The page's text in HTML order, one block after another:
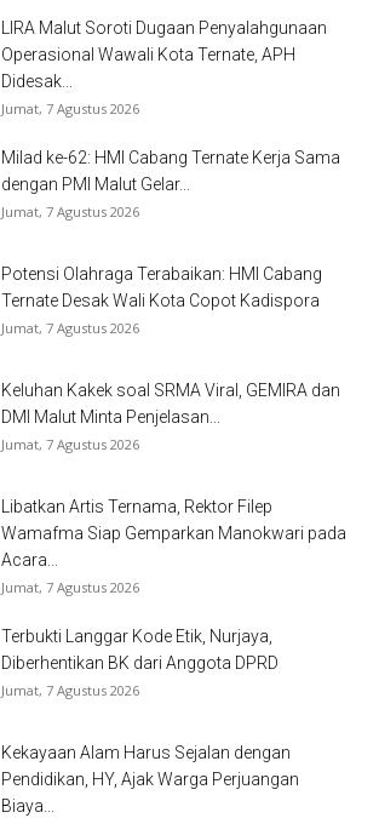
LIRA Malut Soroti Dugaan Penyalahgunaan
Operasional Wawali Kota Ternate, APH
Didesak...
Jumat, 7 Agustus 2026
Milad ke-62: HMI Cabang Ternate Kerja Sama
dengan PMI Malut Gelar...
Jumat, 7 Agustus 2026
Potensi Olahraga Terabaikan: HMI Cabang
Ternate Desak Wali Kota Copot Kadispora
Jumat, 7 Agustus 2026
Keluhan Kakek soal SRMA Viral, GEMIRA dan
DMI Malut Minta Penjelasan...
Jumat, 7 Agustus 2026
Libatkan Artis Ternama, Rektor Filep
Wamafma Siap Gemparkan Manokwari pada
Acara...
Jumat, 7 Agustus 2026
Terbukti Langgar Kode Etik, Nurjaya,
Diberhentikan BK dari Anggota DPRD
Jumat, 7 Agustus 2026
Kekayaan Alam Harus Sejalan dengan
Pendidikan, HY, Ajak Warga Perjuangan
Biaya...